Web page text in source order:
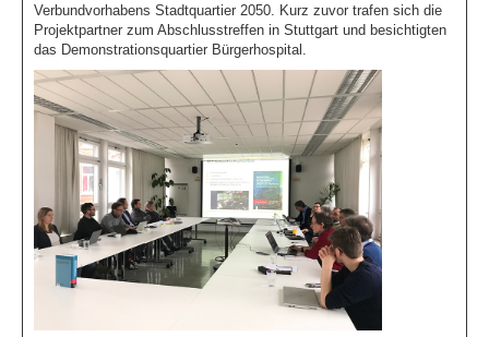
Verbundvorhabens Stadtquartier 2050. Kurz zuvor trafen sich die
Projektpartner zum Abschlusstreffen in Stuttgart und besichtigten
das Demonstrationsquartier Bürgerhospital.